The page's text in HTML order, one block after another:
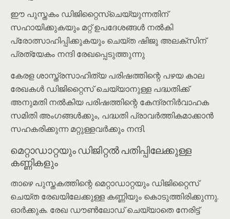
ഈ പുസ്തകം ഡിജിറ്റൈസ്ചെയ്യുന്നതിന്
സഹായിക്കുകയും മറ്റ് ഉപദേശങ്ങൾ നൽകി
പ്രോത്സാഹിപ്പിക്കുകയും ചെയ്ത ഷിജു അലക്സിന്
പ്രത്യേകം നന്ദി രേഖപ്പെടുത്തുന്നു
കേരള ശാസ്ത്രസാഹിത്യ പരിഷത്തിന്റെ പഴയ കാല
രേഖകൾ ഡിജിറ്റൈസ് ചെയ്യാനുള്ള പദ്ധതിക്ക്
അനുമതി നൽകിയ പരിഷത്തിന്റെ കേന്ദ്രനിര്‍വാഹക
സമിതി അംഗങ്ങൾക്കും, പദ്ധതി പ്രാവർത്തികമാക്കാൻ
സഹകരിക്കുന്ന മറ്റുള്ളവർക്കും നന്ദി.
മെറ്റാഡാറ്റയും ഡിജിറ്റൽ പതിപ്പിലേക്കുള്ള
കണ്ണികളും
താഴെ പുസ്തകത്തിന്റെ മെറ്റാഡാറ്റയും ഡിജിറ്റൈസ്
ചെയ്ത രേഖയിലേക്കുള്ള കണ്ണിയും കൊടുത്തിരിക്കുന്നു.
ഓർക്കുക. രേഖ ഡൗൺലോഡ് ചെയ്യാതെ നേരിട്ട്